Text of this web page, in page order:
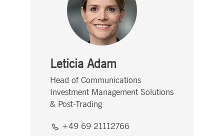
Leticia Adam
Head of Communications
Investment Management Solutions
& Post-Trading
+49 69 21112766